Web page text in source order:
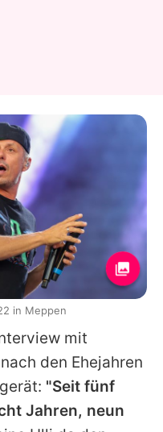
mit
den Ehejahren
"Seit fünf
Jahren, neun
in Meppen